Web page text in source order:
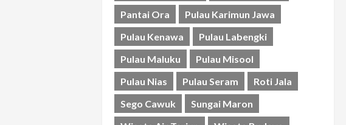
Pantai Ora
Pulau Karimun Jawa
Pulau Kenawa
Pulau Labengki
Pulau Maluku
Pulau Misool
Pulau Nias
Pulau Seram
Roti Jala
Sego Cawuk
Sungai Maron